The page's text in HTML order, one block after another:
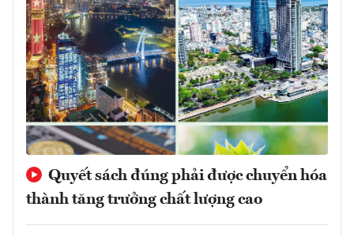
Quyết sách đúng phải được chuyển hóa
thành tăng trưởng chất lượng cao